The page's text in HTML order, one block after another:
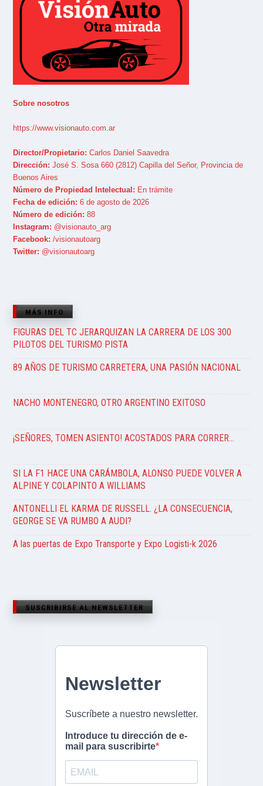
Sobre nosotros
https://www.visionauto.com.ar
Director/Propietario: Carlos Daniel Saavedra
Dirección: José S. Sosa 660 (2812) Capilla del Señor, Provincia de
Buenos Aires
Número de Propiedad Intelectual: En trámite
Fecha de edición: 6 de agosto de 2026
Número de edición: 88
Instagram: @visionauto_arg
Facebook: /visionautoarg
Twitter: @visionautoarg
MÁS INFO
FIGURAS DEL TC JERARQUIZAN LA CARRERA DE LOS 300
PILOTOS DEL TURISMO PISTA
89 AÑOS DE TURISMO CARRETERA, UNA PASIÓN NACIONAL
NACHO MONTENEGRO, OTRO ARGENTINO EXITOSO
¡SEÑORES, TOMEN ASIENTO! ACOSTADOS PARA CORRER…
SI LA F1 HACE UNA CARÁMBOLA, ALONSO PUEDE VOLVER A
ALPINE Y COLAPINTO A WILLIAMS
ANTONELLI EL KARMA DE RUSSELL. ¿LA CONSECUENCIA,
GEORGE SE VA RUMBO A AUDI?
A las puertas de Expo Transporte y Expo Logisti-k 2026
SUSCRIBIRSE AL NEWSLETTER